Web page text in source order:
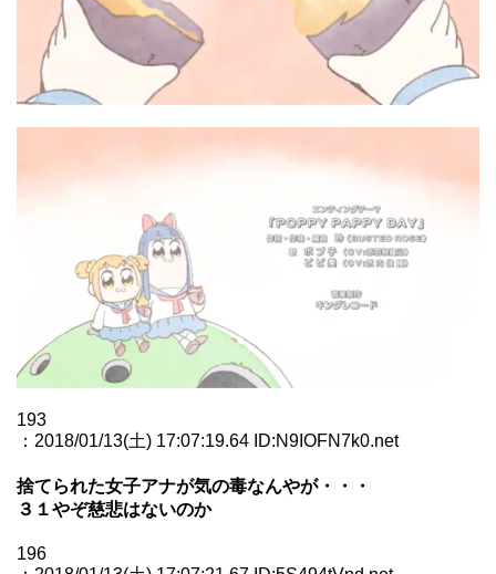
193
：2018/01/13(土) 17:07:19.64 ID:N9IOFN7k0.net
捨てられた女子アナが気の毒なんやが・・・
３１やぞ慈悲はないのか
196